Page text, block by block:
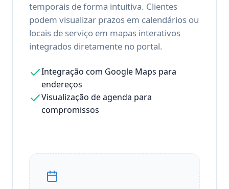
temporais de forma intuitiva. Clientes
podem visualizar prazos em calendários ou
locais de serviço em mapas interativos
integrados diretamente no portal.
Integração com Google Maps para
endereços
Visualização de agenda para
compromissos